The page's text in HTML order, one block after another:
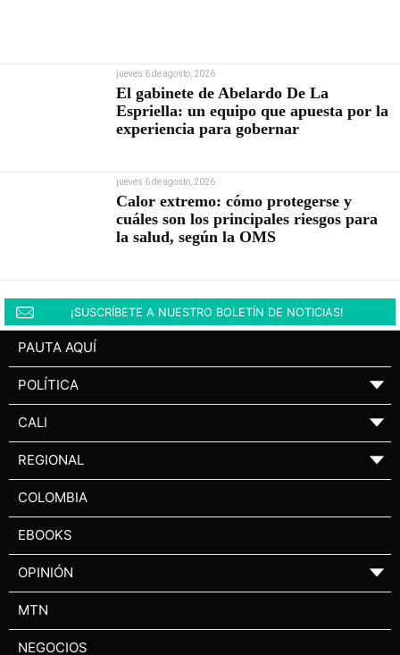
jueves 6 de agosto, 2026
El gabinete de Abelardo De La
Espriella: un equipo que apuesta por la
experiencia para gobernar
jueves 6 de agosto, 2026
Calor extremo: cómo protegerse y
cuáles son los principales riesgos para
la salud, según la OMS
¡SUSCRÍBETE A NUESTRO BOLETÍN DE NOTICIAS!
PAUTA AQUÍ
POLÍTICA ▼
CALI ▼
REGIONAL ▼
COLOMBIA
EBOOKS
OPINIÓN ▼
MTN
NEGOCIOS